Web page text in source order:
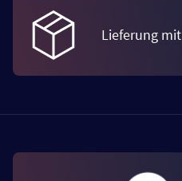
Lieferung